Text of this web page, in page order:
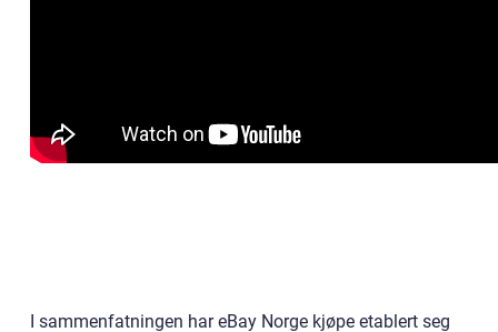
I sammenfatningen har eBay Norge kjøpe etablert seg